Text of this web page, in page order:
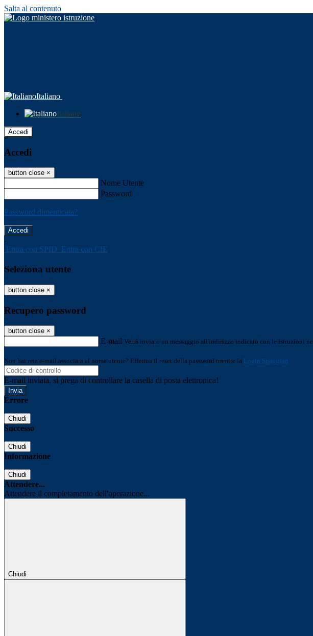
Salta al contenuto
Italiano
Italiano
Accedi
Accedi
button close ×
Nome Utente
Password
Password dimenticata?
-
Entra con SPID Entra con CIE
Seleziona utente
button close ×
Recupero password
button close ×
E-mail Verrà inviato un messaggio all'indirizzo indicato con le istruzioni
Non hai una e-mail associata al nome utente? Effettua il reset della password tramite la Login Spaggiari
E-mail inviata, si prega di controllare la casella di posta elettronica!
Errore
Chiudi
Successo
Chiudi
Informazione
Chiudi
Attendere...
Attendere il completamento dell'operazione...
Chiudi